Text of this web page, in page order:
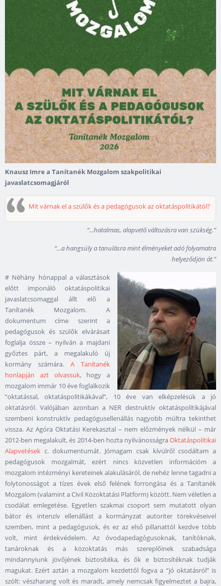
Knausz Imre a Tanítanék Mozgalom szakpolitikai
javaslatcsomagjáról
Mit várnak el a szülők és a pedagógusok az oktatáspolitikától?
“...hatalmas, alapvető változásra van szükség.”
“...a hangsúly a tanulásra mint élményeket adó folyamatra
helyeződjön át.”
# Néhány hónappal a választások
előtt imponáló oktatáspolitikai
javaslatcsomaggal állt elő a
Tanítanék Mozgalom. A
dokumentum címe szerint a
pedagógusok és szülők elvárásait
foglalja össze – nyilván a majdani
győztes párt, a megalakuló új
kormány számára. A Tanítanék
honlapján azt olvassuk, hogy a
mozgalom immár 10 éve foglalkozik
“oktatással, oktatáspolitikákával”, 10 éve van elképzelésük a jó
oktatásról. Valójában azonban a NER destruktív oktatáspolitikájával
szembeni konstruktív pedagógusellenállás nagyobb múltra tekinthet
vissza. Az Agóra Oktatási Kerekasztal – nem előzmények nélkül – már
2012-ben megalakult, és 2014-ben hozta nyilvánosságraOktatáspolitikai
Alapvetések c. dokumentumát. Jómagam csak kívülről csodáltam a
pedagógusok mozgalmát, ezért nincs közvetlen információm a
mozgalom intézményi kereteinek alakulásáról, de nehéz lenne tagadni a
folytonosságot a tízes évek első felének forrongása és a Tanítanék
Mozgalom (valamint a Civil Közoktatási Platform) között. Nem véletlen a
csodálat emlegetése. Egyetlen szakmai csoport sem mutatott olyan
bátor és intenzív ellenállást a kormányzat autoriter törekvéseivel
szemben, mint a pedagógusok, és ez az első pillanattól kezdve több
volt, mint érdekvédelem. Az óvodapedagógusoknak, tanítóknak,
tanároknak és a közoktatás más szereplőinek szabadsága
mindannyiunk jövőjének biztosítéka, és ők e biztosítéknak tudják
magukat. Ezért aztán a mozgalom kezdettől fogva a “jó oktatásról” is
szólt: vészharang volt és maradt, amely nemcsak figyelmeztet a bajra,